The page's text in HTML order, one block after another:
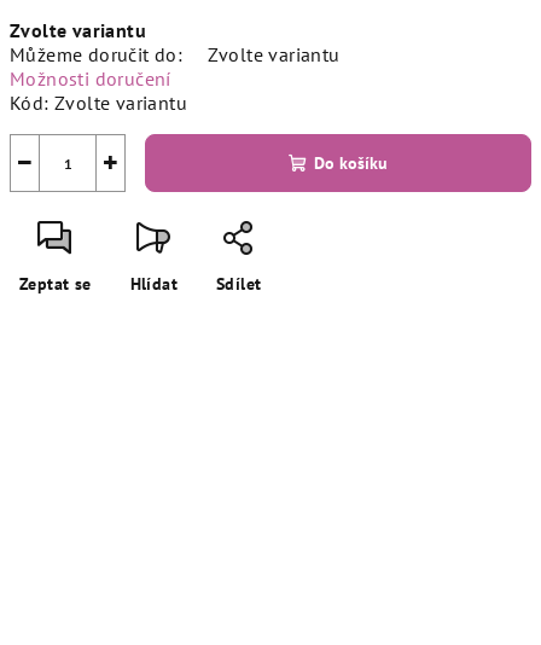
cena:
Zvolte variantu
Můžeme doručit do:
Zvolte variantu
Možnosti doručení
Kód: Zvolte variantu
+
− Do košíku
Zeptat se Hlídat Sdílet